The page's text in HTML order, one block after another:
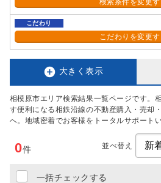
検索条件を変更す
こだわり
こだわりを変更す
 大きく表示
相模原市エリア検索結果一覧ページです。
す便利になる相鉄沿線の不動産購入・売却
へ。地域密着でお客様をトータルサポート
並べ替え
一括チェックする
0件